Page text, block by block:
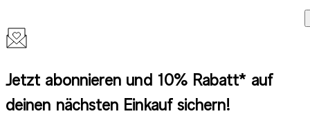
Jetzt abonnieren und 10% Rabatt* auf
deinen nächsten Einkauf sichern!